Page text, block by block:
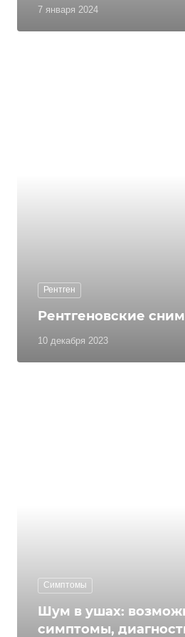
7 января 2024
Рентген
10 декабря 2023
Рентгеновские
Симптомы
Шум в ушах:
симптомы,